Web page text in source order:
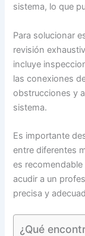
sistema, lo que
Para solucionar
revisión
incluye
las conexiones
obstrucciones y
sistema.
Es importante
entre diferentes
es
acudir a un
precisa y
¿Qué